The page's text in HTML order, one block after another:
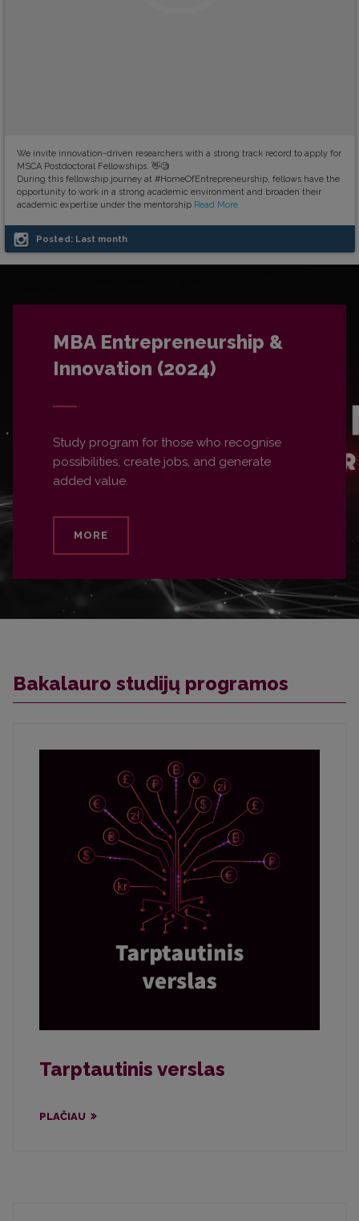
We invite innovation-driven researchers with a strong track record to apply for
MSCA Postdoctoral Fellowships. 👋🧐
During this fellowship journey at #HomeOfEntrepreneurship, fellows have the
opportunity to work in a strong academic environment and broaden their
academic expertise under the mentorship Read More
Posted: Last month
MBA Entrepreneurship &
Innovation (2024)
Study program for those who recognise
possibilities, create jobs, and generate
added value.
MORE
Bakalauro studijų programos
Tarptautinis verslas
PLAČIAU